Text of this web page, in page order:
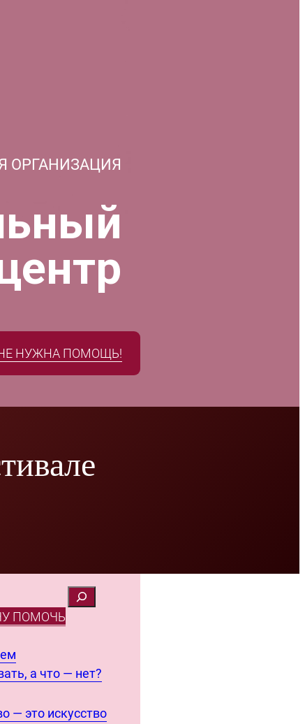
ОРГАНИЗАЦИЯ
НУЖНА ПОМОЩЬ!
ПОМОЧЬ
а что — нет?
— это искусство